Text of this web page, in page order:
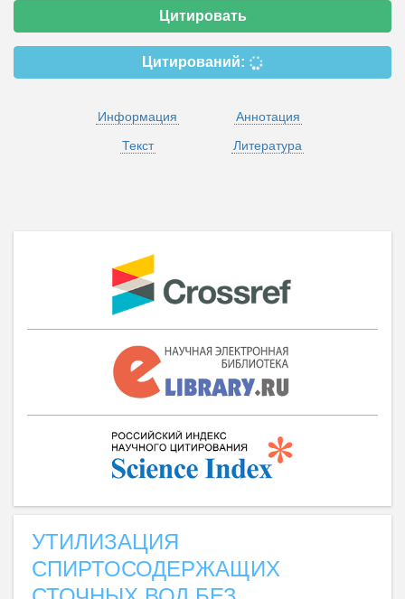
Цитировать
Цитирований:
Информация
Аннотация
Текст
Литература
УТИЛИЗАЦИЯ
СПИРТОСОДЕРЖАЩИХ